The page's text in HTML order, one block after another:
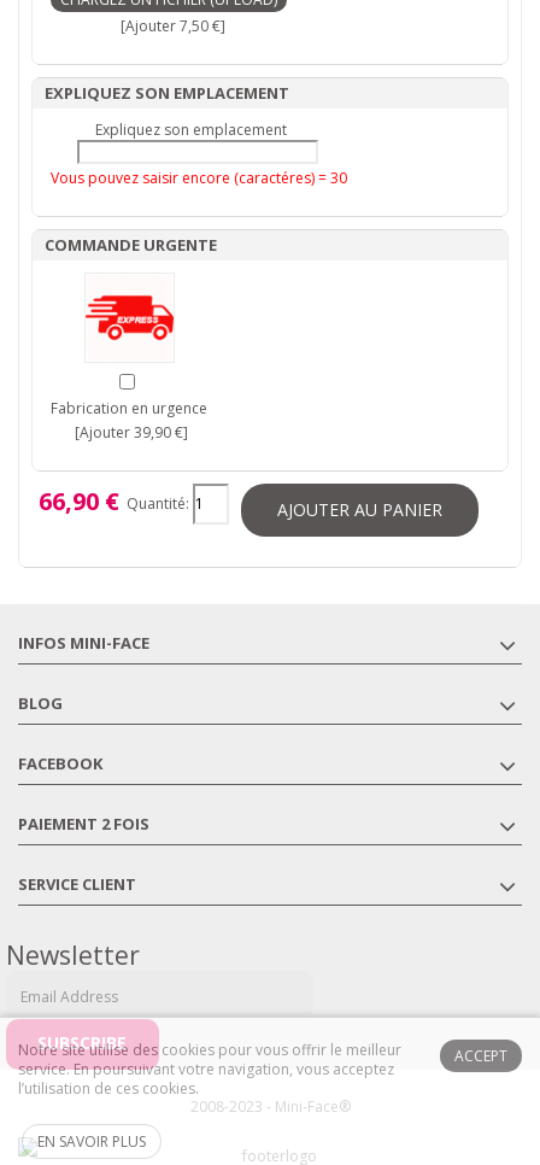
[Ajouter 7,50 €]
EXPLIQUEZ SON EMPLACEMENT
Expliquez son emplacement
Vous pouvez saisir encore (caractéres) =30
COMMANDE URGENTE
Fabrication en urgence
[Ajouter 39,90 €]
66,90 € Quantité: AJOUTER AU PANIER
INFOS MINI-FACE
BLOG
FACEBOOK
PAIEMENT 2 FOIS
SERVICE CLIENT
Newsletter
2008-2023 - Mini-Face®
ACCEPT
Notre site utilise des cookies pour vous offrir le meilleur
service. En poursuivant votre navigation, vous acceptez
l’utilisation de ces cookies.
EN SAVOIR PLUS